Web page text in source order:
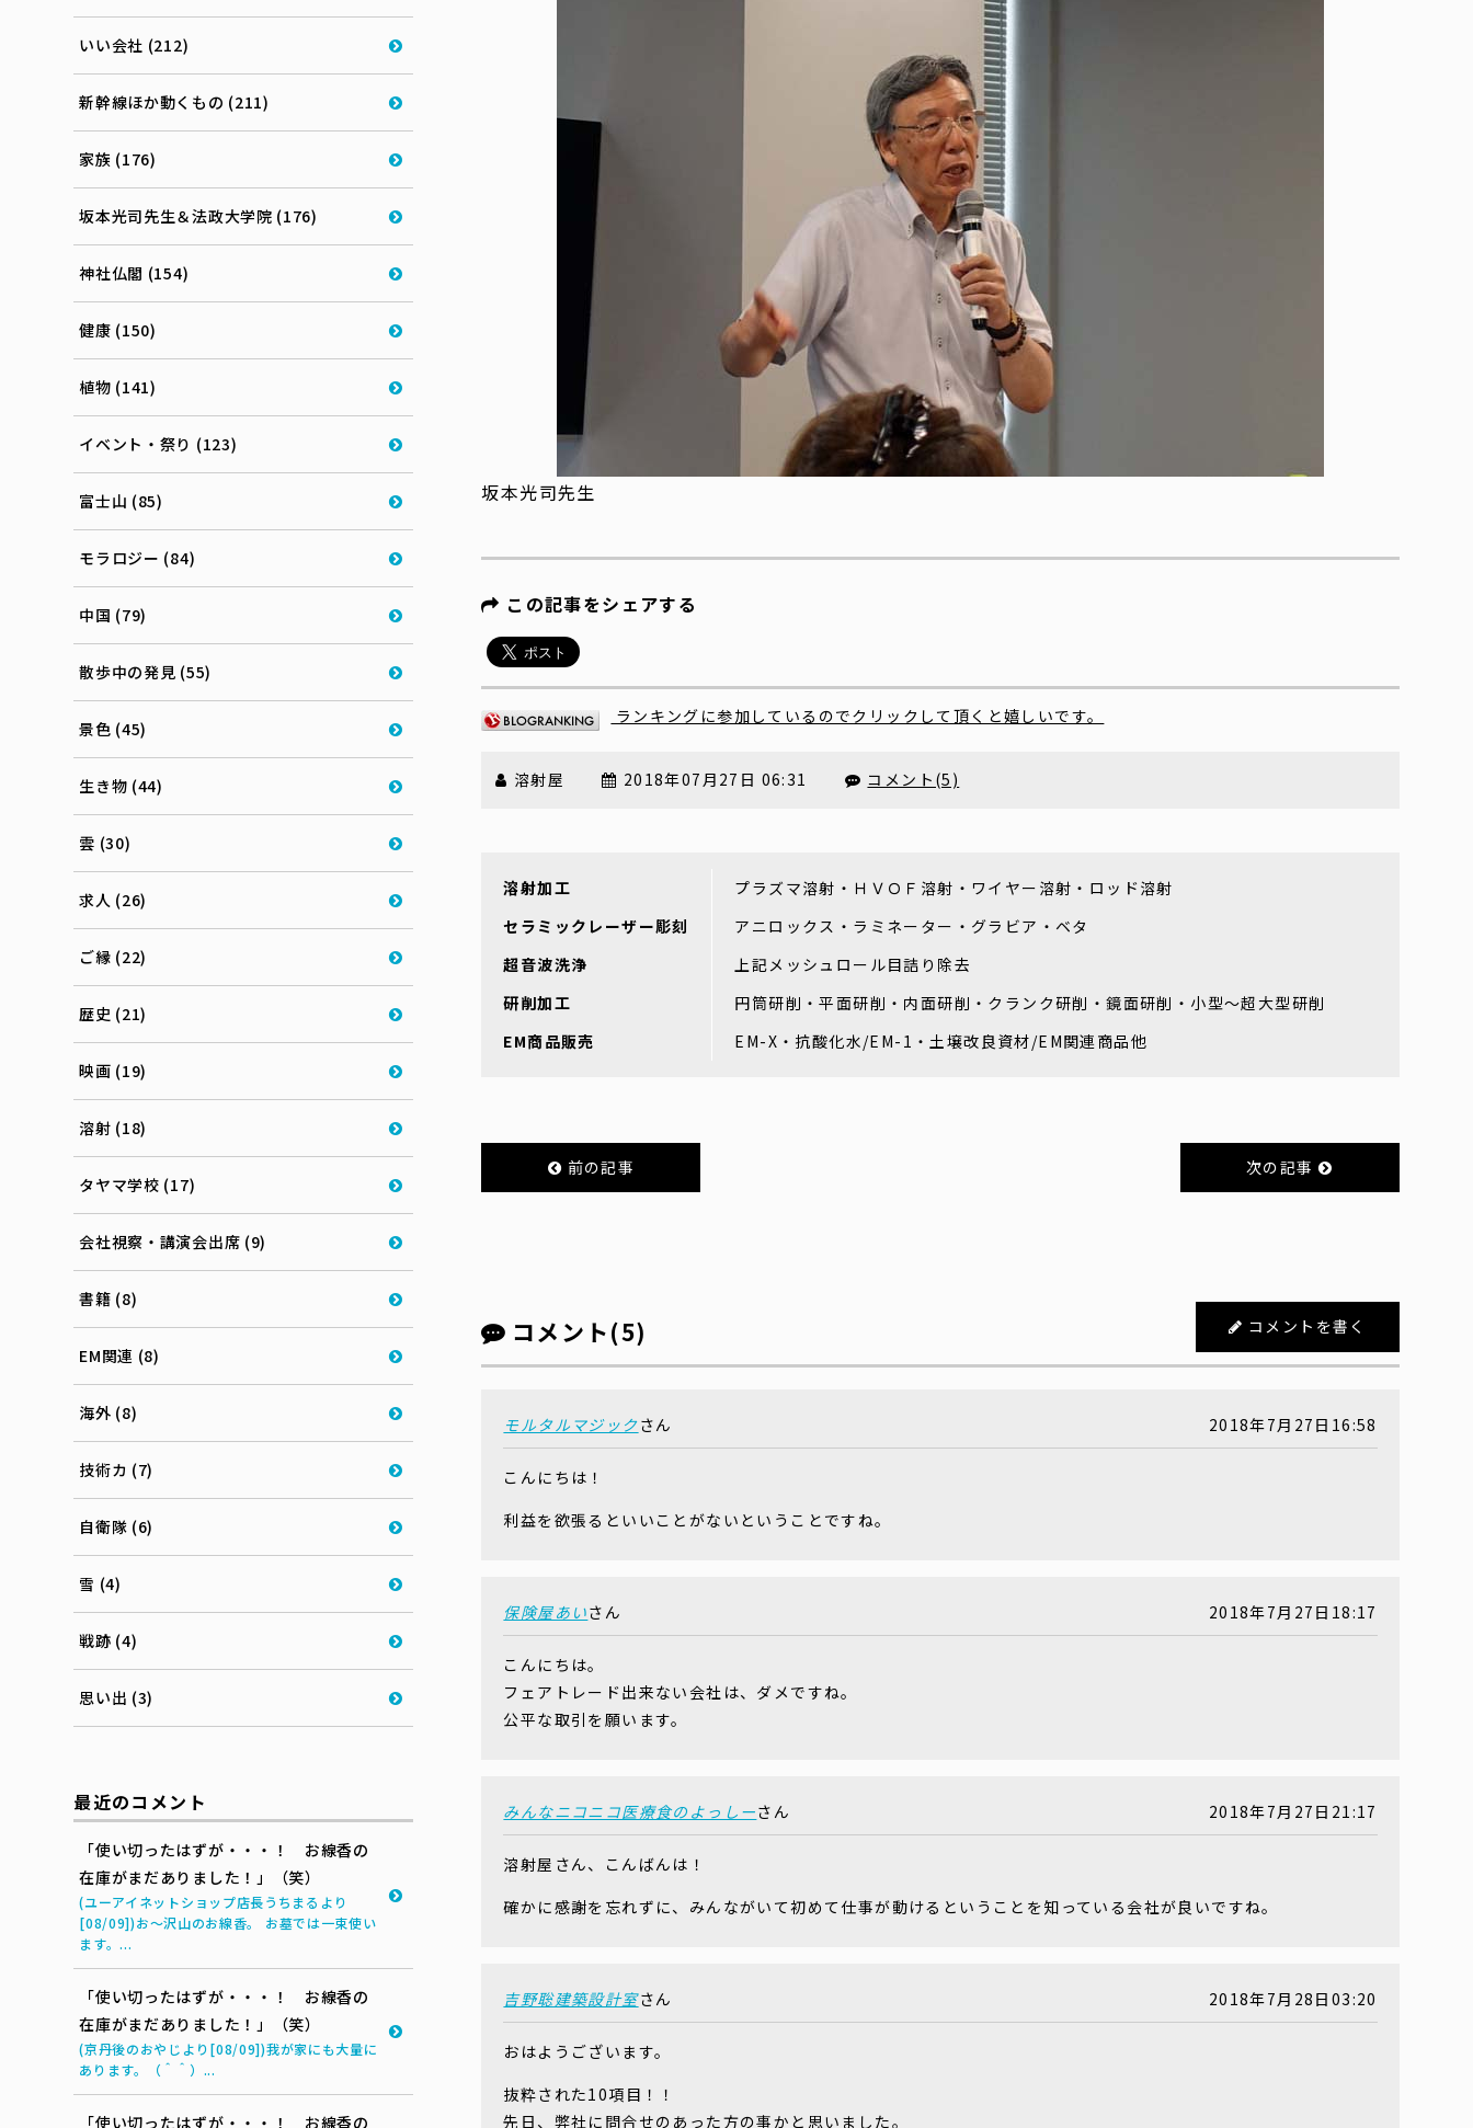
坂本光司先生
この記事をシェアする
ランキングに参加しているのでクリックして頂くと嬉しいです。
溶射屋 2018年07月27日 06:31 コメント(5)
溶射加工
プラズマ溶射・ＨＶＯＦ溶射・ワイヤー溶射・ロッド溶射
セラミックレーザー彫刻
アニロックス・ラミネーター・グラビア・ベタ
超音波洗浄
上記メッシュロール目詰り除去
研削加工
円筒研削・平面研削・内面研削・クランク研削・鏡面研削・小型～超大型研削
EM商品販売
EM-X・抗酸化水/EM-1・土壌改良資材/EM関連商品他
前の記事 次の記事
コメント(5) コメントを書く
モルタルマジックさん 2018年7月27日16:58
こんにちは！
利益を欲張るといいことがないということですね。
保険屋あいさん 2018年7月27日18:17
こんにちは。
フェアトレード出来ない会社は、ダメですね。
公平な取引を願います。
みんなニコニコ医療食のよっしーさん 2018年7月27日21:17
溶射屋さん、こんばんは！
確かに感謝を忘れずに、みんながいて初めて仕事が動けるということを知っている会社が良いですね。
吉野聡建築設計室さん 2018年7月28日03:20
おはようございます。
抜粋された10項目！！
先日、弊社に問合せのあった方の事かと思いました。
いい会社 (212)
新幹線ほか動くもの (211)
家族 (176)
坂本光司先生＆法政大学院 (176)
神社仏閣 (154)
健康 (150)
植物 (141)
イベント・祭り (123)
富士山 (85)
モラロジー (84)
中国 (79)
散歩中の発見 (55)
景色 (45)
生き物 (44)
雲 (30)
求人 (26)
ご縁 (22)
歴史 (21)
映画 (19)
溶射 (18)
タヤマ学校 (17)
会社視察・講演会出席 (9)
書籍 (8)
EM関連 (8)
海外 (8)
技術カ (7)
自衛隊 (6)
雪 (4)
戦跡 (4)
思い出 (3)
最近のコメント
「使い切ったはずが・・・！ お線香の
在庫がまだありました！」（笑）
(ユーアイネットショップ店長うちまるより
[08/09])お～沢山のお線香。 お墓では一束使い
ます。...
「使い切ったはずが・・・！ お線香の
在庫がまだありました！」（笑）
(京丹後のおやじより[08/09])我が家にも大量に
あります。（＾＾）...
「使い切ったはずが・・・！ お線香の